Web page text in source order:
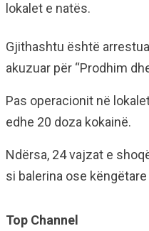
lokalet e natës.
Gjithashtu është
akuzuar për “Prodhim
Pas operacionit në
edhe 20 doza kokainë.
Ndërsa, 24 vajzat e
si balerina ose
Top Channel